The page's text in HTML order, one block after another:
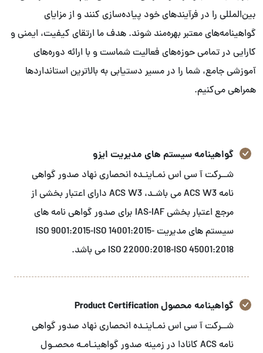
بین‌المللی را در فرآیندهای خود پیاده‌سازی کنند و از مزایای
گواهینامه‌های معتبر بهره‌مند شوند. هدف ما ارتقای کیفیت، ایمنی و
کارایی در تمامی حوزه‌های فعالیت شماست و با ارائه دوره‌های
آموزشی جامع، شما را در مسیر دستیابی به بالاترین استانداردها
همراهی می‌کنیم.
گواهینامه سیستم های مدیریت ایزو
شــرکت آ سی اس نمـاینـده انحصاری نهاد صدور گواهی
نامه ACS W3 می باشـد، ACS W3 دارای اعتبار بخشی از
مرجع اعتبار بخشی IAS-IAF برای صدور گواهی نامه های
سیستم های مدیریت ISO 9001:2015-ISO 14001:2015-
ISO 22000:2018-ISO 45001:2018 می باشد.
گواهینامه محصول Product Certification
شــرکت آ سی اس نمـاینـده انحصاری نهاد صدور گواهی
نامه ACS کانادا در زمینه صدور گواهینـامـه محصـول